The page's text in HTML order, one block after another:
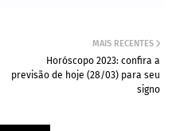
MAIS RECENTES
Horóscopo 2023: confira a
previsão de hoje (28/03) para seu
signo